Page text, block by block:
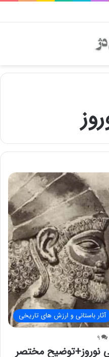
آثار باستانی و ارزش های تاریخی
۹
نوروز+توضیح مختصر